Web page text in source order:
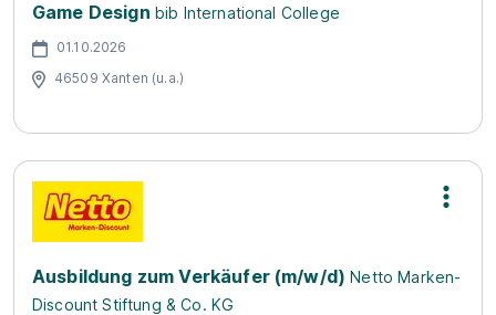
Game Design bib International College
01.10.2026
46509 Xanten (u.a.)
Ausbildung zum Verkäufer (m/w/d) Netto Marken-
Discount Stiftung & Co. KG